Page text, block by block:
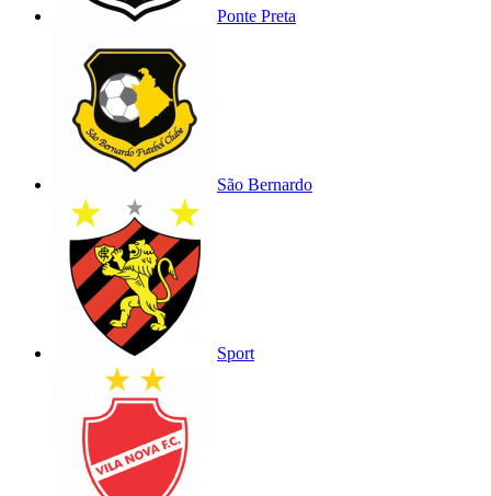
Ponte Preta
São Bernardo
Sport